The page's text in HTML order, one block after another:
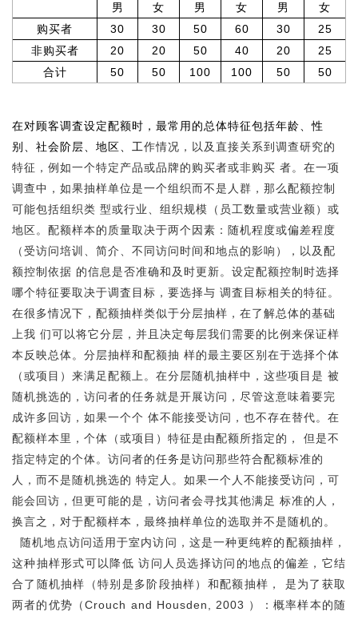
男
女 男 女 男
女
购买者
30 30 50 60 30
25
非购买者
20 20 50 40 20
25
合计
50 50 100 100 50 50
在对顾客调査设定配额时，最常用的总体特征包括年龄、性
别、社会阶层、地区、工作情况，以及直接关系到调查研究的
特征，例如一个特定产品或品牌的购买者或非购买 者。在一项
调查中，如果抽样单位是一个组织而不是人群，那么配额控制
可能包括组织类 型或行业、组织规模（员工数量或营业额）或
地区。配额样本的质量取决于两个因素：随机程度或偏差程度
（受访问培训、简介、不同访问时间和地点的影响），以及配
额控制依据 的信息是否准确和及时更新。设定配额控制时选择
哪个特征要取决于调査目标，要选择与 调査目标相关的特征。
在很多情况下，配额抽样类似于分层抽样，在了解总体的基础
上我 们可以将它分层，并且决定每层我们需要的比例来保证样
本反映总体。分层抽样和配额抽 样的最主要区别在于选择个体
（或项目）来满足配额上。在分层随机抽样中，这些项目是 被
随机挑选的，访问者的任务就是开展访问，尽管这意味着要完
成许多回访，如果一个个 体不能接受访问，也不存在替代。在
配额样本里，个体（或项目）特征是由配额所指定的， 但是不
指定特定的个体。访问者的任务是访问那些符合配额标准的
人，而不是随机挑选的 特定人。如果一个人不能接受访问，可
能会回访，但更可能的是，访问者会寻找其他满足 标准的人，
换言之，对于配额样本，最终抽样单位的选取并不是随机的。
随机地点访问适用于室内访问，这是一种更纯粹的配额抽样，
这种抽样形式可以降低 访问人员选择访问的地点的偏差，它结
合了随机抽样（特别是多阶段抽样）和配额抽样， 是为了获取
两者的优势（Crouch and Housden, 2003 ）：概率样本的随